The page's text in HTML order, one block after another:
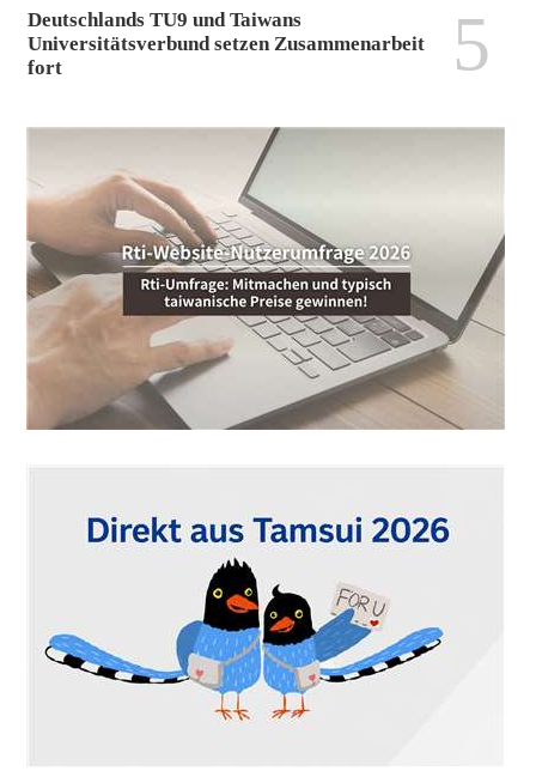
Deutschlands TU9 und Taiwans
Universitätsverbund setzen Zusammenarbeit
fort
5